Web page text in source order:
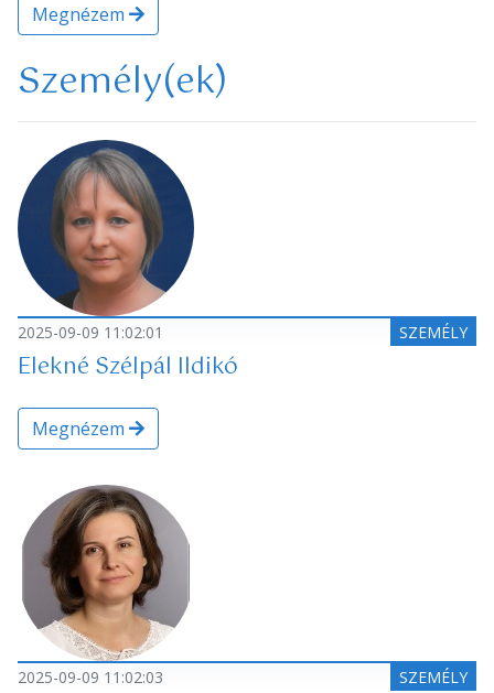
Megnézem
Személy(ek)
2025-09-09 11:02:01 SZEMÉLY
Elekné Szélpál Ildikó
Megnézem
2025-09-09 11:02:03 SZEMÉLY